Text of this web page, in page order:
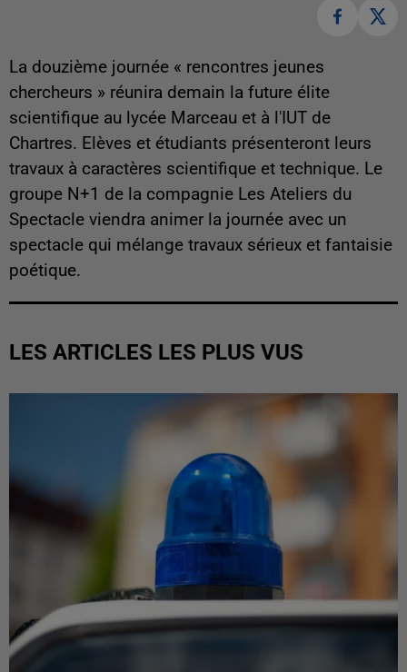
La douzième journée « rencontres jeunes
chercheurs » réunira demain la future élite
scientifique au lycée Marceau et à l'IUT de
Chartres. Elèves et étudiants présenteront leurs
travaux à caractères scientifique et technique. Le
groupe N+1 de la compagnie Les Ateliers du
Spectacle viendra animer la journée avec un
spectacle qui mélange travaux sérieux et fantaisie
poétique.
LES ARTICLES LES PLUS VUS